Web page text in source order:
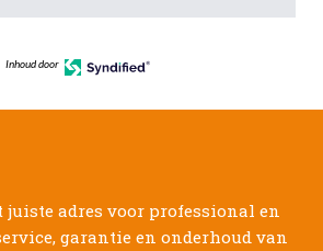
Inhoud door
juiste adres voor professional en
garantie en onderhoud van